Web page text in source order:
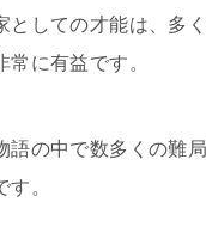
としての才能は、多
に有益です。
語の中で数多くの難
。